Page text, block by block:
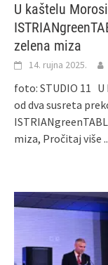
U kaštelu
zelena miza
14. rujna 2025.
foto: STUDIO 11
od dva susreta
miza, Pročitaj više